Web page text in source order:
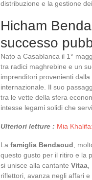
distribuzione e la gestione
Hicham
successo
Nato a Casablanca il 1°
tra radici maghrebine e un
imprenditori provenienti
internazionale. Il suo
tra le vette della sfera
intesse legami solidi che
Ulteriori letture : Mia
La famiglia Bendaoud ,
questo gusto per il ritiro e la
si unisce alla cantante Vitaa
riflettori, avanza negli affari